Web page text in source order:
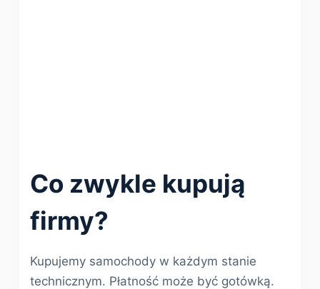
Co zwykle kupują
firmy?
Kupujemy samochody w każdym stanie
technicznym. Płatność może być gotówką.